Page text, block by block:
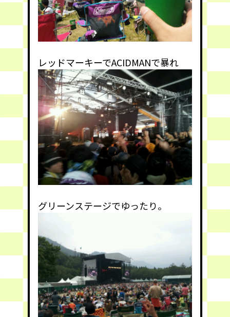
レッドマーキーでACIDMANで暴れ
グリーンステージでゆったり。